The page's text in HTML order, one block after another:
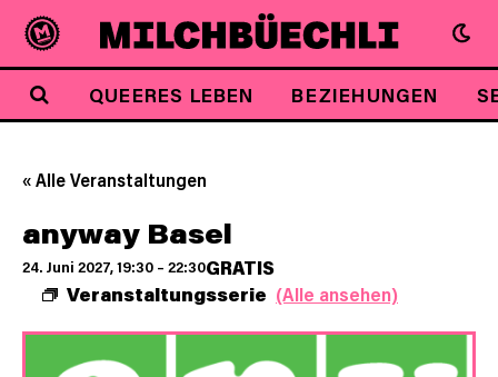
QUEERES LEBEN BEZIEHUNGEN
« Alle Veranstaltungen
anyway Basel
24. Juni 2027, 19:30 – 22:30
Veranstaltungsserie (Alle ansehen)
GRATIS